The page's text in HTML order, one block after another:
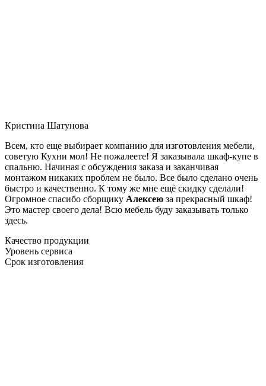
Кристина Шатунова
Всем, кто еще выбирает компанию для изготовления мебели,
советую Кухни мол! Не пожалеете! Я заказывала шкаф-купе в
спальню. Начиная с обсуждения заказа и заканчивая
монтажом никаких проблем не было. Все было сделано очень
быстро и качественно. К тому же мне ещё скидку сделали!
Огромное спасибо сборщику Алексею за прекрасный шкаф!
Это мастер своего дела! Всю мебель буду заказывать только
здесь.
Качество продукции
Уровень сервиса
Срок изготовления